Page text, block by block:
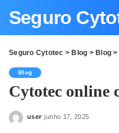
Seguro
Seguro Cytotec > Blog > Blog >
Blog
Cytotec online
Posted
user junho 17, 2025